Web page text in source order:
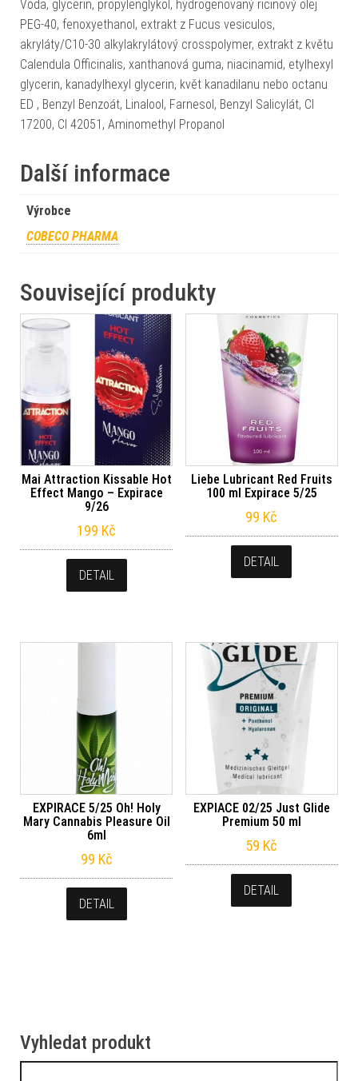
Voda, glycerin, propylenglykol, hydrogenovaný ricinový olej
PEG-40, fenoxyethanol, extrakt z Fucus vesiculos,
akryláty/C10-30 alkylakrylátový crosspolymer, extrakt z květu
Calendula Officinalis, xanthanová guma, niacinamid, etylhexyl
glycerin, kanadylhexyl glycerin, květ kanadilanu nebo octanu
ED , Benzyl Benzoát, Linalool, Farnesol, Benzyl Salicylát, CI
17200, CI 42051, Aminomethyl Propanol
Další informace
Výrobce
COBECO PHARMA
Související produkty
Mai Attraction Kissable Hot
Effect Mango – Expirace
9/26
199 Kč
DETAIL
Liebe Lubricant Red Fruits
100 ml Expirace 5/25
99 Kč
DETAIL
EXPIRACE 5/25 Oh! Holy
Mary Cannabis Pleasure Oil
6ml
99 Kč
DETAIL
EXPIACE 02/25 Just Glide
Premium 50 ml
59 Kč
DETAIL
Vyhledat produkt